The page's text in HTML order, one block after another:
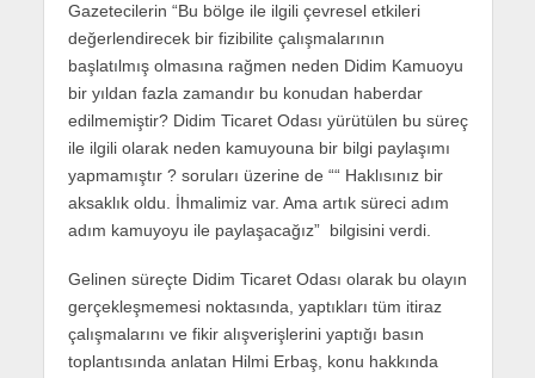
Gazetecilerin “Bu bölge ile ilgili çevresel etkileri
değerlendirecek bir fizibilite çalışmalarının
başlatılmış olmasına rağmen neden Didim Kamuoyu
bir yıldan fazla zamandır bu konudan haberdar
edilmemiştir? Didim Ticaret Odası yürütülen bu süreç
ile ilgili olarak neden kamuyouna bir bilgi paylaşımı
yapmamıştır ? soruları üzerine de ““ Haklısınız bir
aksaklık oldu. İhmalimiz var. Ama artık süreci adım
adım kamuyoyu ile paylaşacağız” bilgisini verdi.
Gelinen süreçte Didim Ticaret Odası olarak bu olayın
gerçekleşmemesi noktasında, yaptıkları tüm itiraz
çalışmalarını ve fikir alışverişlerini yaptığı basın
toplantısında anlatan Hilmi Erbaş, konu hakkında